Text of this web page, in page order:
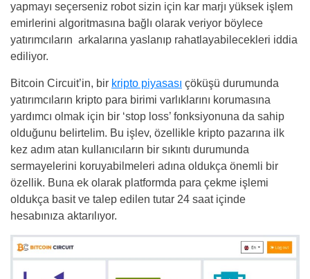
yapmayı seçerseniz robot sizin için kar marjı yüksek işlem
emirlerini algoritmasına bağlı olarak veriyor böylece
yatırımcıların arkalarına yaslanıp rahatlayabilecekleri iddia
ediliyor.
Bitcoin Circuit’in, bir kripto piyasası çöküşü durumunda
yatırımcıların kripto para birimi varlıklarını korumasına
yardımcı olmak için bir ‘stop loss’ fonksiyonuna da sahip
olduğunu belirtelim. Bu işlev, özellikle kripto pazarına ilk
kez adım atan kullanıcıların bir sıkıntı durumunda
sermayelerini koruyabilmeleri adına oldukça önemli bir
özellik. Buna ek olarak platformda para çekme işlemi
oldukça basit ve talep edilen tutar 24 saat içinde
hesabınıza aktarılıyor.